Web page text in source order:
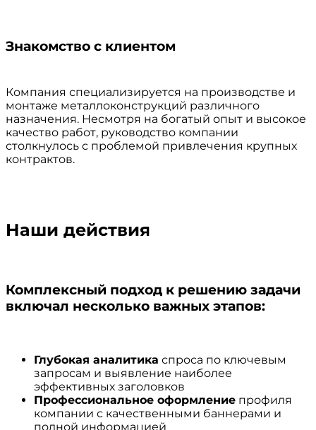
Знакомство с клиентом
Компания специализируется на производстве и
монтаже металлоконструкций различного
назначения. Несмотря на богатый опыт и высокое
качество работ, руководство компании
столкнулось с проблемой привлечения крупных
контрактов.
Наши действия
Комплексный подход к решению задачи
включал несколько важных этапов:
Глубокая аналитика спроса по ключевым
запросам и выявление наиболее
эффективных заголовков
Профессиональное оформление профиля
компании с качественными баннерами и
полной информацией